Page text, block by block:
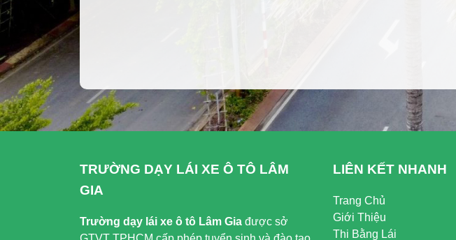
TRƯỜNG DẠY LÁI XE Ô TÔ LÂM
GIA
Trường dạy lái xe ô tô Lâm Gia được sở
LIÊN KẾT NHANH
Trang Chủ
Giới Thiệu
Thi Bằng Lái